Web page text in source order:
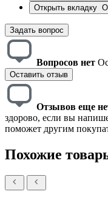
Открыть вкладку
Задать вопрос
Вопросов нет
Оставить отзыв
Отзывов еще
здорово, если вы
поможет другим
Похожие